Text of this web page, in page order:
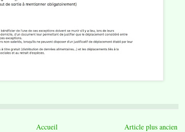
Article plus ancien
Accueil